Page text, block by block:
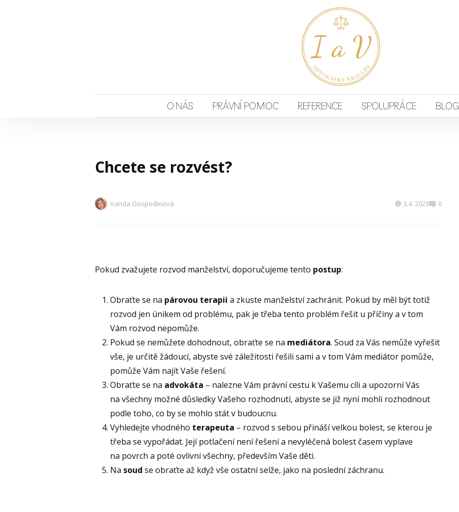
O NÁS PRÁVNÍ POMOC REFERENCE SPOLUPRÁCE BLOG
Chcete se rozvést?
Vanda Gospodinová 3.4. 2023 0
Pokud zvažujete rozvod manželství, doporučujeme tento postup:
Obraťte se na párovou terapii a zkuste manželství zachránit. Pokud by měl být totiž
rozvod jen únikem od problému, pak je třeba tento problém řešit u příčiny a v tom
Vám rozvod nepomůže.
Pokud se nemůžete dohodnout, obraťte se na mediátora. Soud za Vás nemůže vyřešit
vše, je určitě žádoucí, abyste své záležitosti řešili sami a v tom Vám mediátor pomůže,
pomůže Vám najít Vaše řešení.
Obraťte se na advokáta – nalezne Vám právní cestu k Vašemu cíli a upozorní Vás
na všechny možné důsledky Vašeho rozhodnutí, abyste se již nyní mohli rozhodnout
podle toho, co by se mohlo stát v budoucnu.
Vyhledejte vhodného terapeuta – rozvod s sebou přináší velkou bolest, se kterou je
třeba se vypořádat. Její potlačení není řešení a nevyléčená bolest časem vyplave
na povrch a poté ovlivní všechny, především Vaše děti.
Na soud se obraťte až když vše ostatní selže, jako na poslední záchranu.